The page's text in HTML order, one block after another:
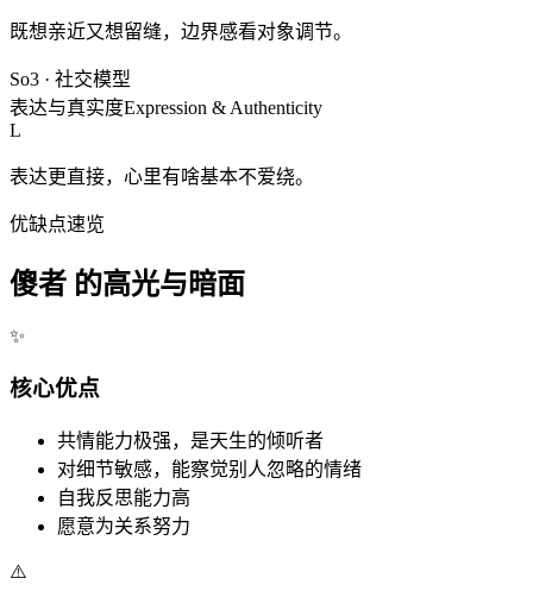
既想亲近又想留缝，边界感看对象调节。
So3 · 社交模型
表达与真实度Expression & Authenticity
L
表达更直接，心里有啥基本不爱绕。
优缺点速览
傻者 的高光与暗面
✨
核心优点
共情能力极强，是天生的倾听者
对细节敏感，能察觉别人忽略的情绪
自我反思能力高
愿意为关系努力
⚠️